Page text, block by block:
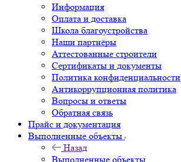
Информация
Оплата и доставка
Школа благоустройства
Наши партнёры
Аттестованные строители
Сертификаты и документы
Политика конфиденциальности
Антикоррупционная политика
Вопросы и ответы
Обратная связь
Прайс и документация
Выполненные объекты
Назад
Выполненные объекты